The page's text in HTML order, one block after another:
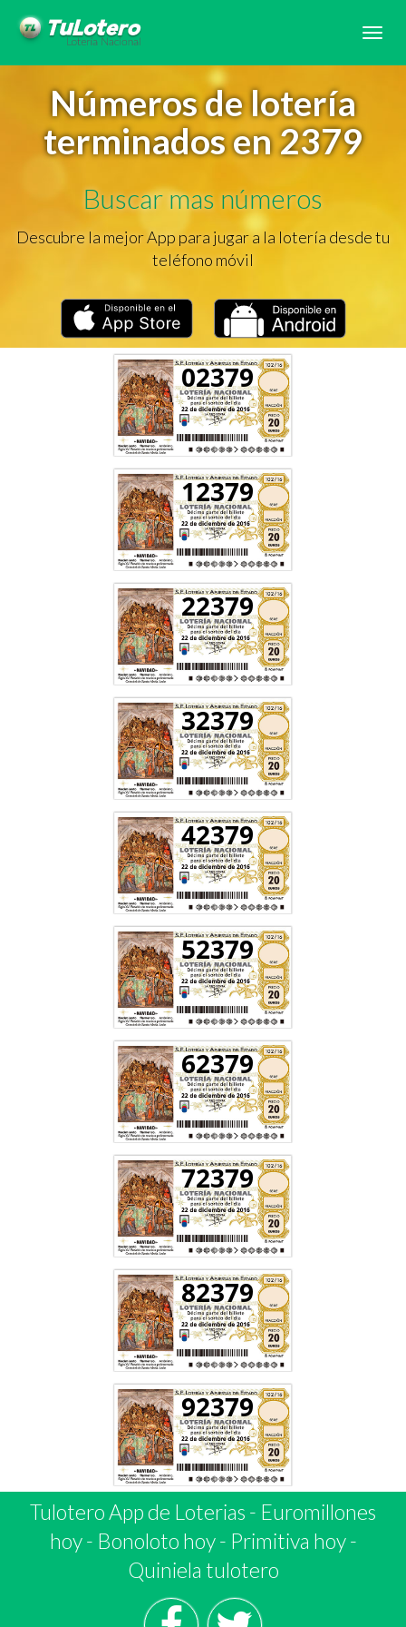
Números de lotería
terminados en 2379
Buscar mas números
Descubre la mejor App para jugar a la lotería desde tu
teléfono móvil
02379
12379
22379
32379
42379
52379
62379
72379
82379
92379
Tulotero App de Loterias - Euromillones
hoy- Bonoloto hoy- Primitiva hoy-
Quiniela tulotero